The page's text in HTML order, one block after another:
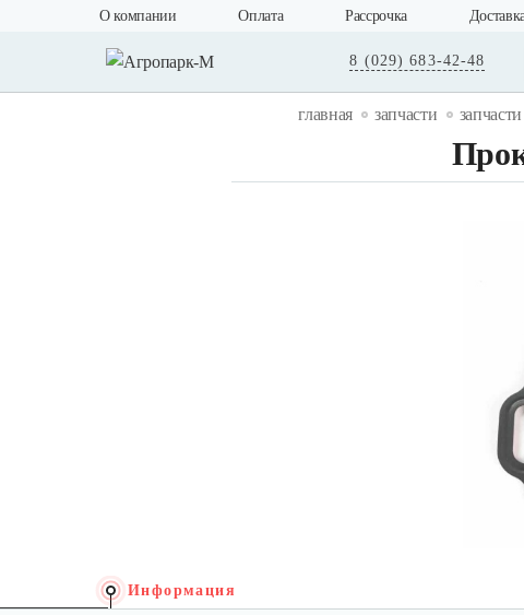
О компании Оплата Рассрочка
8 (029) 683-42-48
главная запчасти
Информация